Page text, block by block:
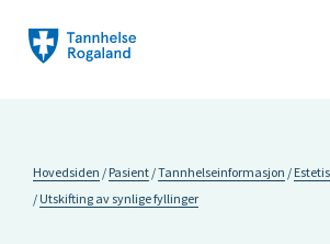
Hovedsiden Pasient Tannhelseinformasjon
Utskifting av synlige fyllinger